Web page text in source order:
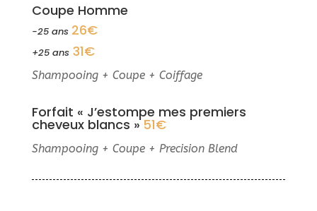
Coupe Homme
-25 ans 26€
+25 ans 31€
Shampooing + Coupe + Coiffage
Forfait « J’estompe mes premiers
cheveux blancs » 51€
Shampooing + Coupe + Precision Blend